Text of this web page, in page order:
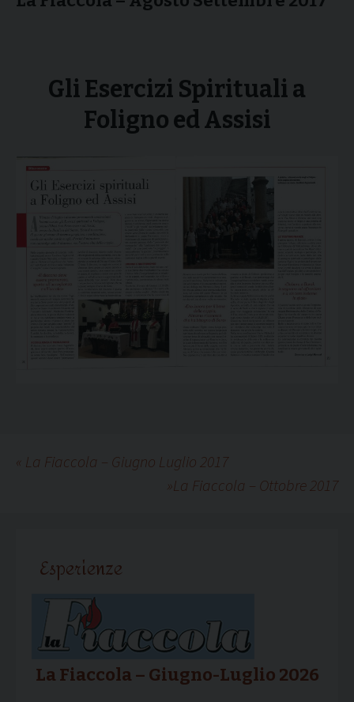
Gli Esercizi Spirituali a
Foligno ed Assisi
« La Fiaccola – Giugno Luglio 2017
La Fiaccola – Ottobre 2017
»
Esperienze
La Fiaccola – Giugno-Luglio 2026